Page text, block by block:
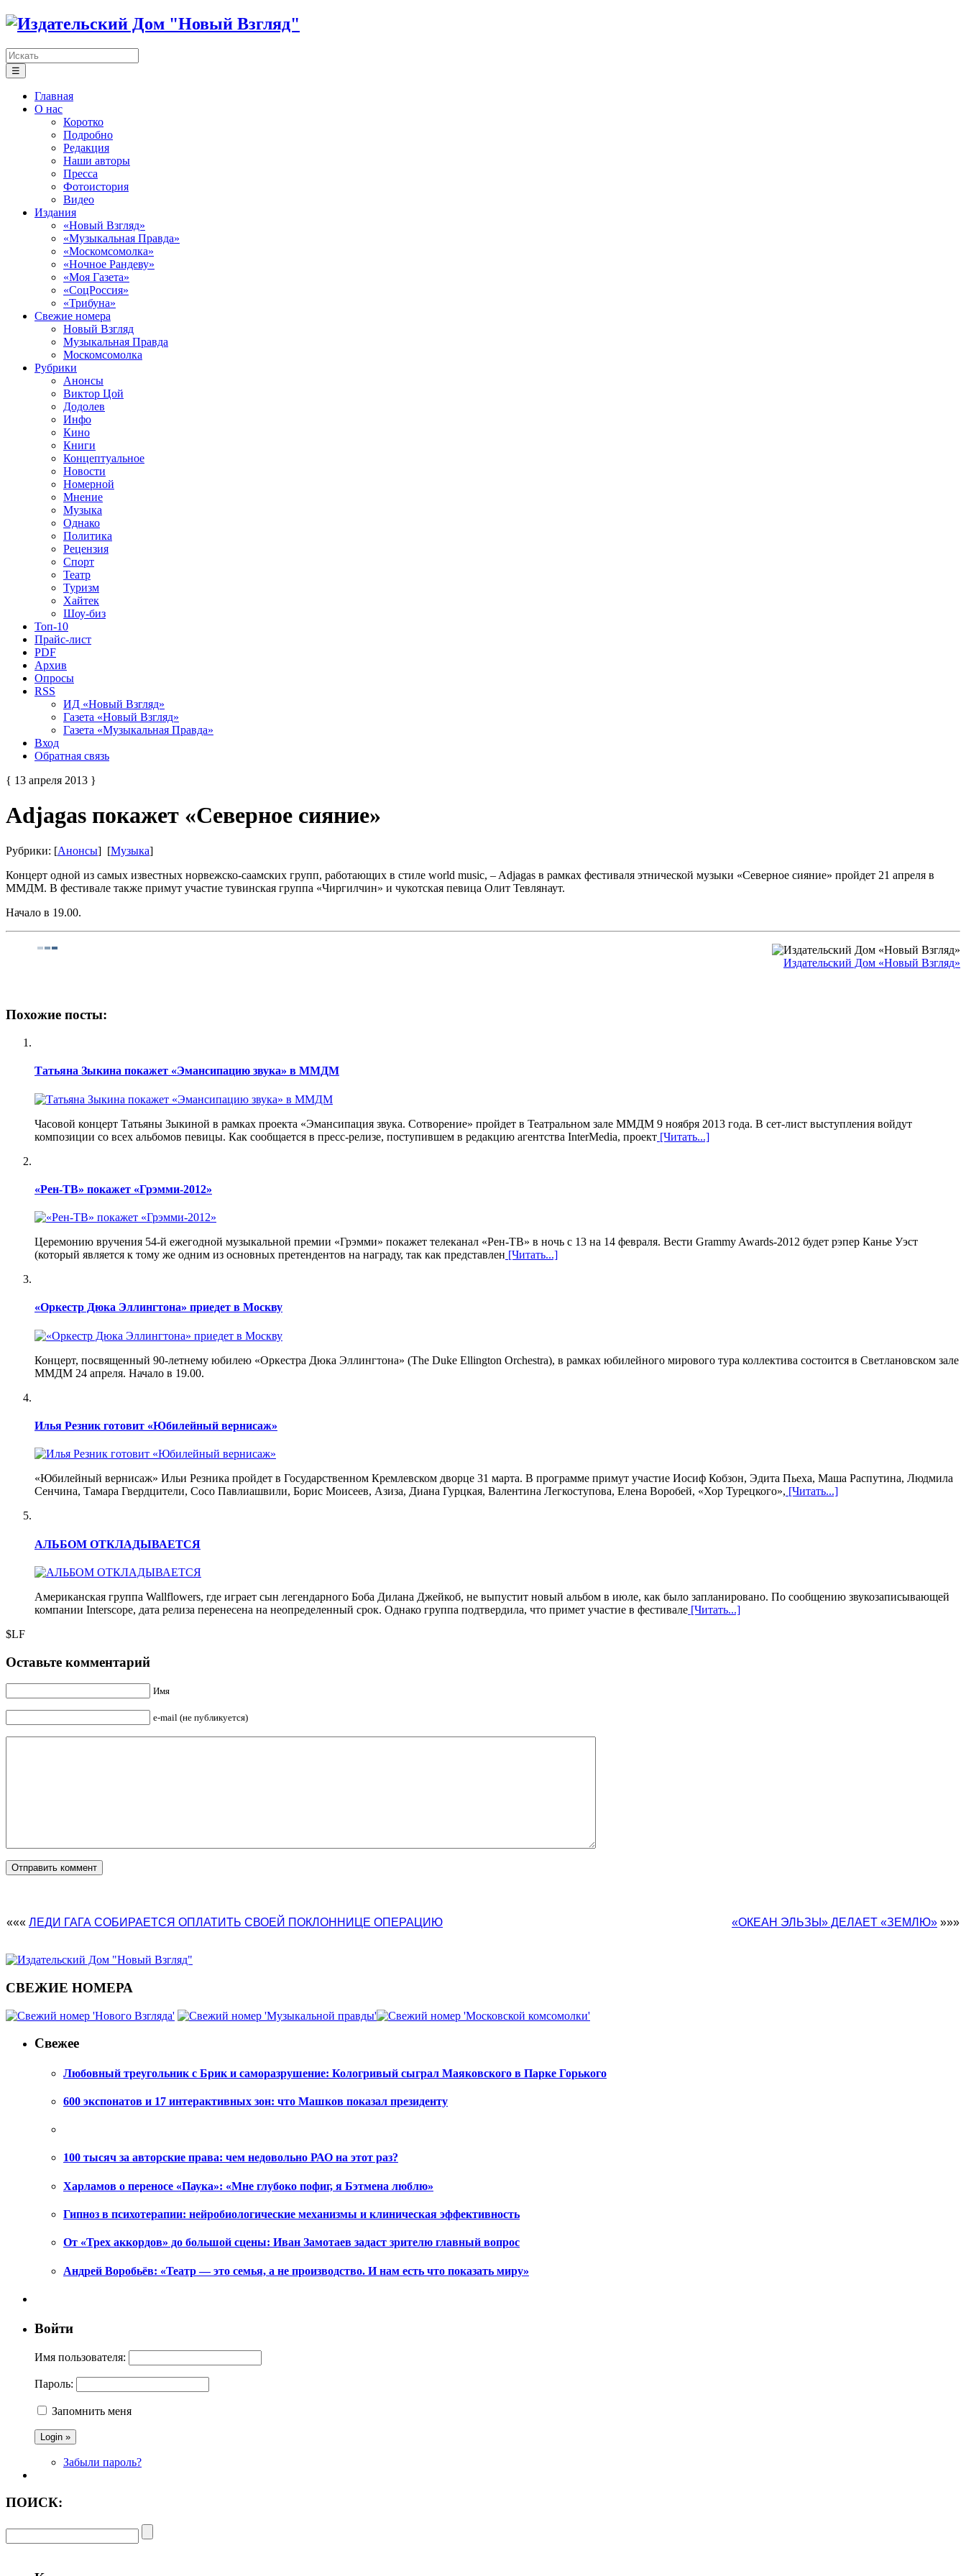
☰
Главная
О нас
Коротко
Подробно
Редакция
Наши авторы
Пресса
Фотоистория
Видео
Издания
«Новый Взгляд»
«Музыкальная Правда»
«Москомсомолка»
«Ночное Рандеву»
«Моя Газета»
«СоцРоссия»
«Трибуна»
Свежие номера
Новый Взгляд
Музыкальная Правда
Москомсомолка
Рубрики
Анонсы
Виктор Цой
Додолев
Инфо
Кино
Книги
Концептуальное
Новости
Номерной
Мнение
Музыка
Однако
Политика
Рецензия
Спорт
Театр
Туризм
Хайтек
Шоу-биз
Топ-10
Прайс-лист
PDF
Архив
Опросы
RSS
ИД «Новый Взгляд»
Газета «Новый Взгляд»
Газета «Музыкальная Правда»
Вход
Обратная связь
{ 13 апреля 2013 }
Adjagas покажет «Северное сияние»
Рубрики: [Анонсы] [Музыка]
Концерт одной из самых известных норвежско-саамских групп, работающих в стиле world music, – Adjagas в рамках фестиваля этнической музыки «Северное сияние» пройдет 21 апреля в
ММДМ. В фестивале также примут участие тувинская группа «Чиргилчин» и чукотская певица Олит Тевлянаут.
Начало в 19.00.
Издательский Дом «Новый Взгляд»
Похожие посты:
Татьяна Зыкина покажет «Эмансипацию звука» в ММДМ
Часовой концерт Татьяны Зыкиной в рамках проекта «Эмансипация звука. Сотворение» пройдет в Театральном зале ММДМ 9 ноября 2013 года. В сет-лист выступления войдут
композиции со всех альбомов певицы. Как сообщается в пресс-релизе, поступившем в редакцию агентства InterMedia, проект [Читать...]
«Рен-ТВ» покажет «Грэмми-2012»
Церемонию вручения 54-й ежегодной музыкальной премии «Грэмми» покажет телеканал «Рен-ТВ» в ночь с 13 на 14 февраля. Вести Grammy Awards-2012 будет рэпер Канье Уэст
(который является к тому же одним из основных претендентов на награду, так как представлен [Читать...]
«Оркестр Дюка Эллингтона» приедет в Москву
Концерт, посвященный 90-летнему юбилею «Оркестра Дюка Эллингтона» (The Duke Ellington Orchestra), в рамках юбилейного мирового тура коллектива состоится в Светлановском зале
ММДМ 24 апреля. Начало в 19.00.
Илья Резник готовит «Юбилейный вернисаж»
«Юбилейный вернисаж» Ильи Резника пройдет в Государственном Кремлевском дворце 31 марта. В программе примут участие Иосиф Кобзон, Эдита Пьеха, Маша Распутина, Людмила
Сенчина, Тамара Гвердцители, Сосо Павлиашвили, Борис Моисеев, Азиза, Диана Гурцкая, Валентина Легкоступова, Елена Воробей, «Хор Турецкого», [Читать...]
АЛЬБОМ ОТКЛАДЫВАЕТСЯ
Американская группа Wallflowers, где играет сын легендарного Боба Дилана Джейкоб, не выпустит новый альбом в июле, как было запланировано. По сообщению звукозаписывающей
компании Interscope, дата релиза перенесена на неопределенный срок. Однако группа подтвердила, что примет участие в фестивале [Читать...]
$LF
Оставьте комментарий
Имя
e-mail (не публикуется)
««« ЛЕДИ ГАГА СОБИРАЕТСЯ ОПЛАТИТЬ СВОЕЙ ПОКЛОННИЦЕ ОПЕРАЦИЮ «ОКЕАН ЭЛЬЗЫ» ДЕЛАЕТ «ЗЕМЛЮ» »»»
СВЕЖИЕ НОМЕРА
Свежее
Любовный треугольник с Брик и саморазрушение: Кологривый сыграл Маяковского в Парке Горького
600 экспонатов и 17 интерактивных зон: что Машков показал президенту
100 тысяч за авторские права: чем недовольно РАО на этот раз?
Харламов о переносе «Паука»: «Мне глубоко пофиг, я Бэтмена люблю»
Гипноз в психотерапии: нейробиологические механизмы и клиническая эффективность
От «Трех аккордов» до большой сцены: Иван Замотаев задаст зрителю главный вопрос
Андрей Воробьёв: «Театр — это семья, а не производство. И нам есть что показать миру»
Войти
Имя пользователя:
Пароль:
Запомнить меня
Забыли пароль?
ПОИСК: